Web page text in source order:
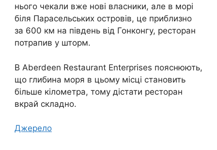
нього чекали вже нові власники, але в морі
біля Парасельських островів, це приблизно
за 600 км на південь від Гонконгу, ресторан
потрапив у шторм.
В Aberdeen Restaurant Enterprises пояснюють,
що глибина моря в цьому місці становить
більше кілометра, тому дістати ресторан
вкрай складно.
Джерело